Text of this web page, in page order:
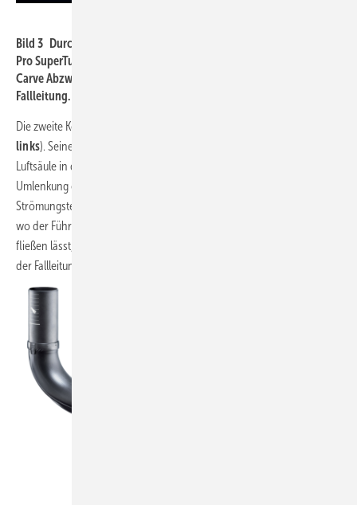
Bild 3 Durch die hydraulische Optimierung kommt es bei Silent-
Pro SuperTube zu einer durchgehenden Luftsäule. Der Silent-Pro
Carve Abzweig verhindert den hydraulischen Abschluss in der
Fallleitung.
Die zweite Komponente ist der Silent-Pro BottomTurn Bogen (
links). Seine strömungsoptimierte Geometrie stellt sicher, dass die
Luftsäule in der Fallleitung nicht unterbrochen wird und die
Umlenkung ohne unnötige Energieverluste erfolgt. Der
Strömungsteiler lenkt das Abwasser auf die Außenseite des Bogens,
wo der Führungskanal die Ringströmung in die horizontale Leitung
fließen lässt, ohne dass das Abwasser seitlich aufschwingt. Der Impuls
der Fallleitung kann auf diese Weise optimal genutzt werden.